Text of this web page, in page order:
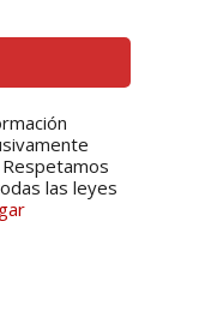
las leyes